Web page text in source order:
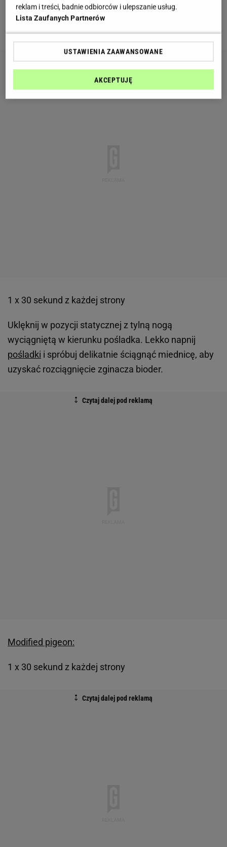
1 x 30 sekund z każdej strony
Uklęknij w pozycji statycznej z tylną nogą
wyciągniętą w kierunku pośladka. Lekko napnij
pośladki i spróbuj delikatnie ściągnąć miednicę, aby
uzyskać rozciągnięcie zginacza bioder.
Modified pigeon:
1 x 30 sekund z każdej strony
reklam i treści, badnie odbiorców i ulepszanie usług.
Lista Zaufanych Partnerów
USTAWIENIA ZAAWANSOWANE
AKCEPTUJĘ